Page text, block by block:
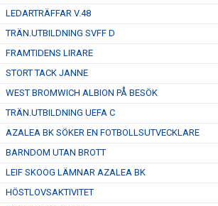
LEDARTRÄFFAR V.48
TRÄN.UTBILDNING SVFF D
FRAMTIDENS LIRARE
STORT TACK JANNE
WEST BROMWICH ALBION PÅ BESÖK
TRÄN.UTBILDNING UEFA C
AZALEA BK SÖKER EN FOTBOLLSUTVECKLARE
BARNDOM UTAN BROTT
LEIF SKOOG LÄMNAR AZALEA BK
HÖSTLOVSAKTIVITET